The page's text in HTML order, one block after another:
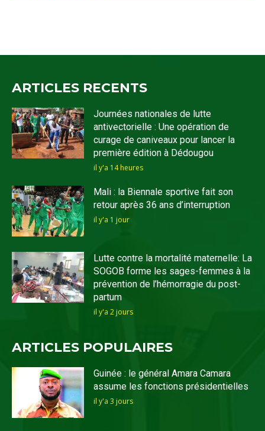
ARTICLES RECENTS
Journées nationales de lutte
antivectorielle : Une opération de
curage de caniveaux pour lancer la
première édition à Dédougou
il y'a 14 heures
Mali : la Biennale sportive fait son
retour après 36 ans d’interruption
il y'a 1 jour
Lutte contre la mortalité maternelle: La
SOGOB forme les sages-femmes à la
prévention de l’hémorragie du post-
partum
il y'a 2 jours
ARTICLES POPULAIRES
Guinée : le général Amara Camara
assume les fonctions présidentielles
il y'a 3 jours